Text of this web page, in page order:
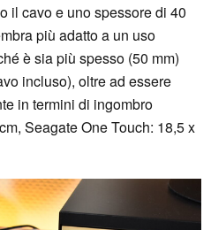
il cavo e uno spessore di 40
più adatto a un uso
è sia più spesso (50 mm)
incluso), oltre ad essere
in termini di ingombro
Seagate One Touch: 18,5 x